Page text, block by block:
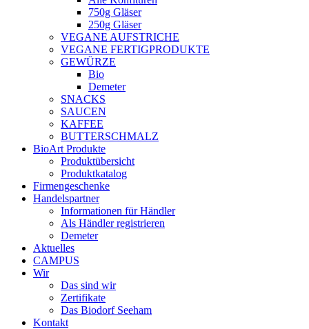
750g Gläser
250g Gläser
VEGANE AUFSTRICHE
VEGANE FERTIGPRODUKTE
GEWÜRZE
Bio
Demeter
SNACKS
SAUCEN
KAFFEE
BUTTERSCHMALZ
BioArt Produkte
Produktübersicht
Produktkatalog
Firmengeschenke
Handelspartner
Informationen für Händler
Als Händler registrieren
Demeter
Aktuelles
CAMPUS
Wir
Das sind wir
Zertifikate
Das Biodorf Seeham
Kontakt